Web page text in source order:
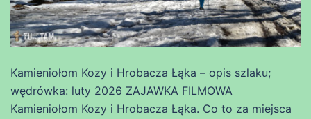
Kamieniołom Kozy i Hrobacza Łąka – opis szlaku;
wędrówka: luty 2026 ZAJAWKA FILMOWA
Kamieniołom Kozy i Hrobacza Łąka. Co to za miejsca